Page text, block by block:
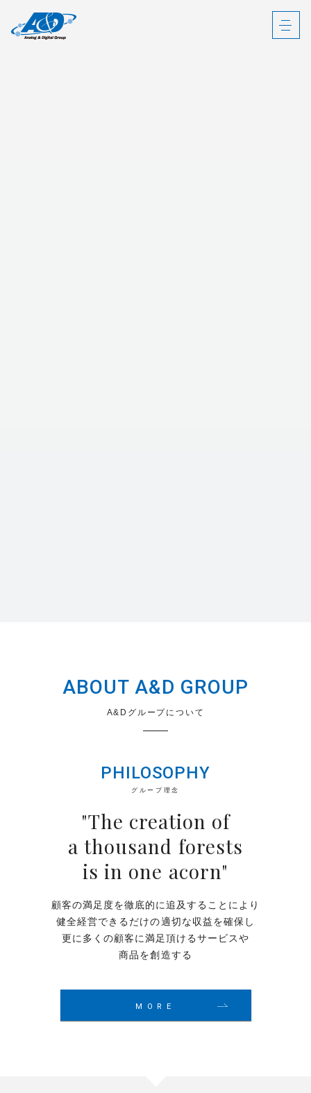
ABOUT A&D GROUP
A&Dグループについて
PHILOSOPHY
グループ理念
"The creation of
a thousand forests
is in one acorn"
顧客の満足度を徹底的に追及することにより
健全経営できるだけの適切な収益を確保し
更に多くの顧客に満足頂けるサービスや
商品を創造する
MORE